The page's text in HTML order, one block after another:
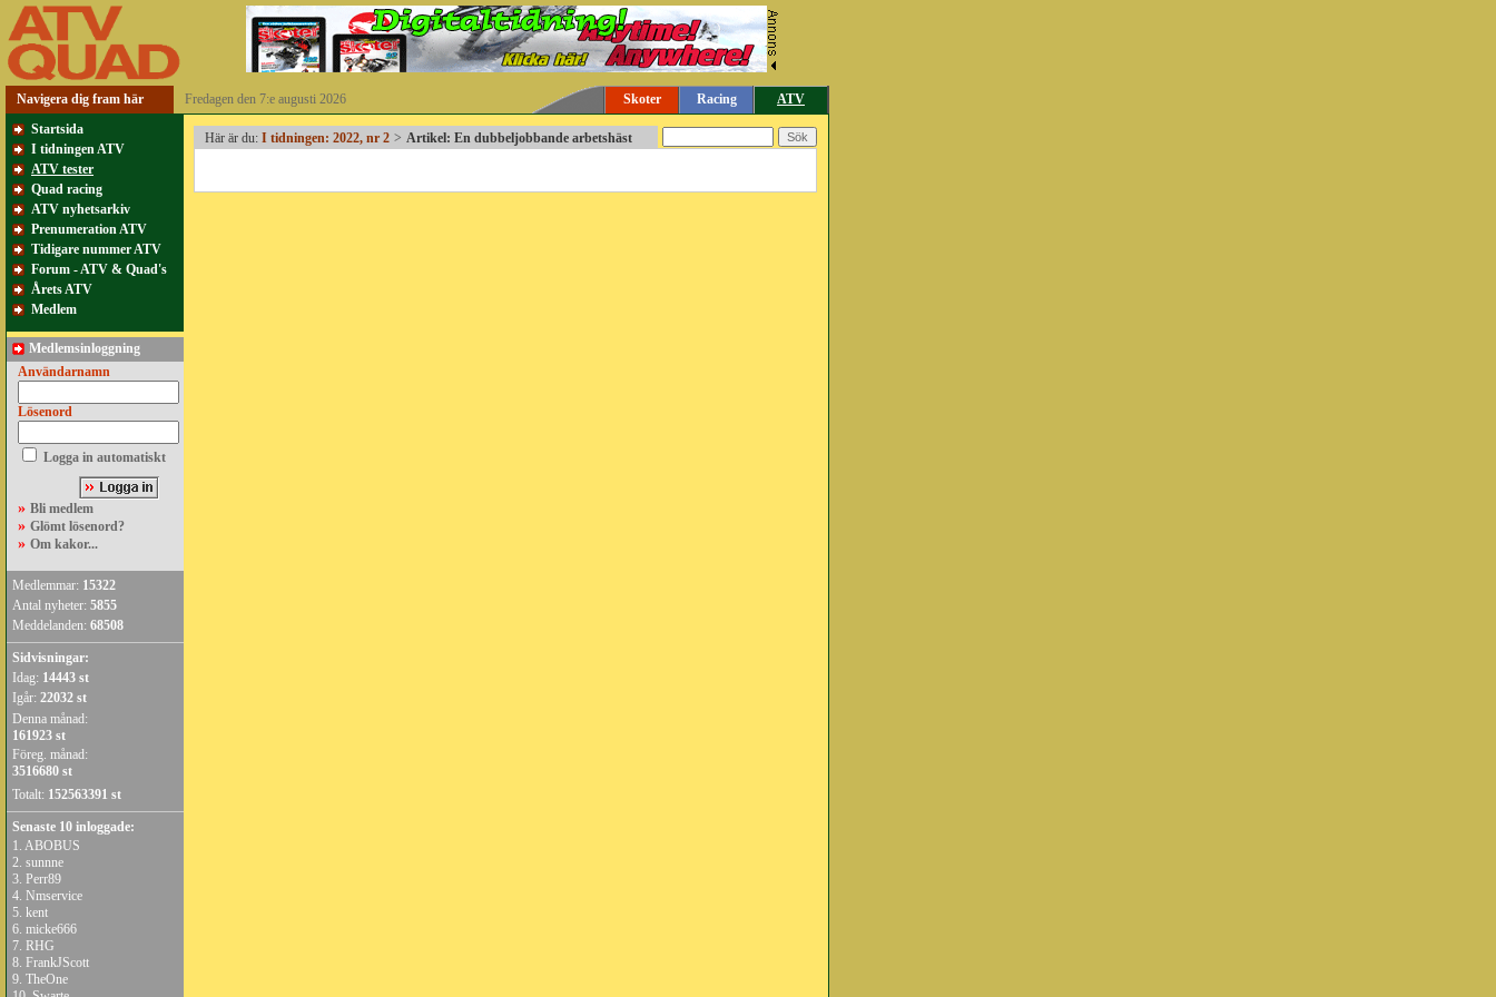
Navigera dig fram här Fredagen den 7:e augusti 2026 Skoter Racing
ATV
Startsida
I tidningen ATV
ATV tester
Quad racing
ATV nyhetsarkiv
Prenumeration ATV
Tidigare nummer ATV
Forum - ATV & Quad's
Årets ATV
Medlem
Medlemsinloggning
Användarnamn
Lösenord
Logga in automatiskt
» Bli medlem
» Glömt lösenord?
» Om kakor...
Medlemmar: 15322
Antal nyheter: 5855
Meddelanden: 68508
Sidvisningar:
Idag: 14443 st
Igår: 22032 st
Denna månad:
161923 st
Föreg. månad:
3516680 st
Totalt: 152563391 st
Senaste 10 inloggade:
1. ABOBUS
2. sunnne
3. Perr89
4. Nmservice
5. kent
6. micke666
7. RHG
8. FrankJScott
9. TheOne
Här är du: I tidningen: 2022, nr 2 > Artikel: En dubbeljobbande arbetshäst